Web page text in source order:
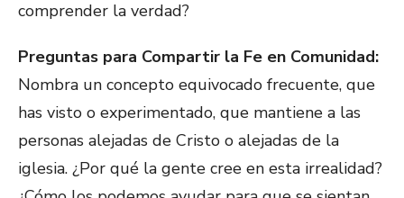
comprender la verdad?
Preguntas para Compartir la Fe en Comunidad:
Nombra un concepto equivocado frecuente, que
has visto o experimentado, que mantiene a las
personas alejadas de Cristo o alejadas de la
iglesia. ¿Por qué la gente cree en esta irrealidad?